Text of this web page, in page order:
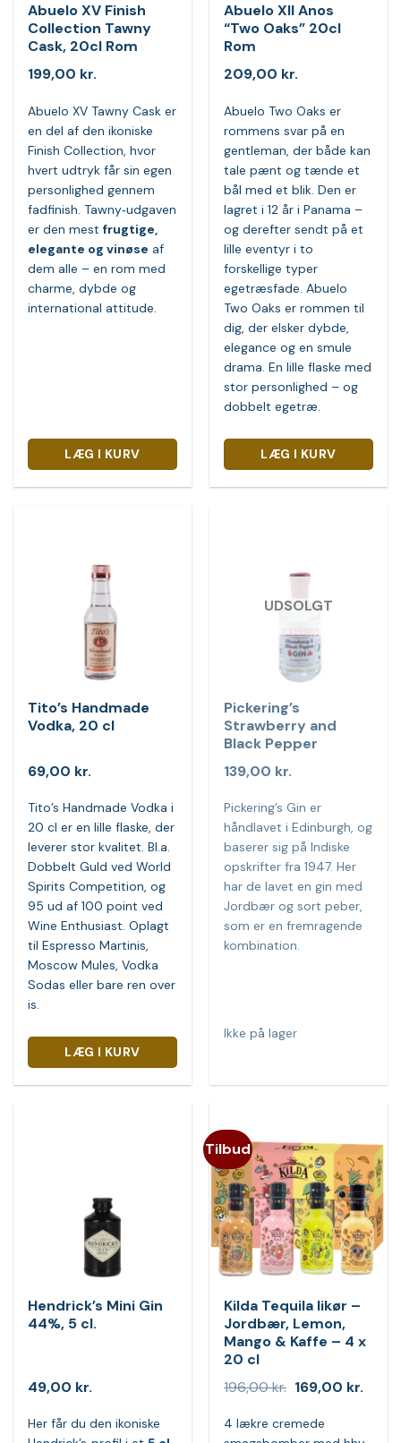
Abuelo XV Finish
Collection Tawny
Cask, 20cl Rom
199,00 kr.
Abuelo XV Tawny Cask er
en del af den ikoniske
Finish Collection, hvor
hvert udtryk får sin egen
personlighed gennem
fadfinish. Tawny‑udgaven
er den mestfrugtige,
elegante og vinøse af
dem alle – en rom med
charme, dybde og
international attitude.
LÆG I KURV
Abuelo XII Anos
“Two Oaks” 20cl
Rom
209,00 kr.
Abuelo Two Oaks er
rommens svar på en
gentleman, der både kan
tale pænt og tænde et
bål med et blik. Den er
lagret i 12 år i Panama –
og derefter sendt på et
lille eventyr i to
forskellige typer
egetræsfade. Abuelo
Two Oaks er rommen til
dig, der elsker dybde,
elegance og en smule
drama. En lille flaske med
stor personlighed – og
dobbelt egetræ.
LÆG I KURV
Tito’s Handmade
Vodka, 20 cl
69,00 kr.
Tito’s Handmade Vodka i
20 cl er en lille flaske, der
leverer stor kvalitet. Bl.a.
Dobbelt Guld ved World
Spirits Competition, og
95 ud af 100 point ved
Wine Enthusiast. Oplagt
til Espresso Martinis,
Moscow Mules, Vodka
Sodas eller bare ren over
is.
LÆG I KURV
UDSOLGT
Pickering’s
Strawberry and
Black Pepper
139,00 kr.
Pickering’s Gin er
håndlavet i Edinburgh, og
baserer sig på Indiske
opskrifter fra 1947. Her
har de lavet en gin med
Jordbær og sort peber,
som er en fremragende
kombination.
Ikke på lager
Hendrick’s Mini Gin
44%, 5 cl.
49,00 kr.
Her får du den ikoniske
Tilbud
Kilda Tequila likør –
Jordbær, Lemon,
Mango & Kaffe – 4 x
20 cl
196,00kr. Den
oprindelige
pris
var:
169,00 kr.Den
4 lækre cremede